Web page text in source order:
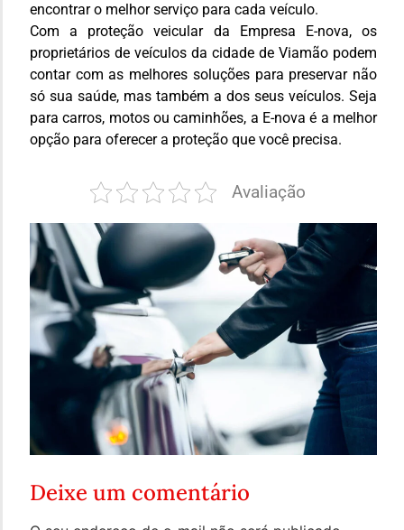
encontrar o melhor serviço para cada veículo.
Com a proteção veicular da Empresa E-nova, os
proprietários de veículos da cidade de Viamão podem
contar com as melhores soluções para preservar não
só sua saúde, mas também a dos seus veículos. Seja
para carros, motos ou caminhões, a E-nova é a melhor
opção para oferecer a proteção que você precisa.
Avaliação
Deixe um comentário